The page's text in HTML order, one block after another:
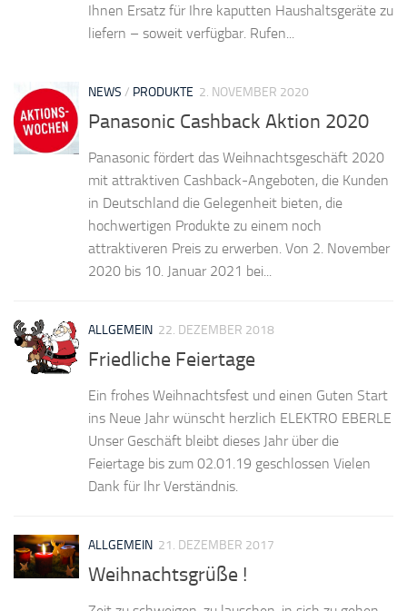
Ihnen Ersatz für Ihre kaputten Haushaltsgeräte zu
liefern – soweit verfügbar. Rufen...
NEWS / PRODUKTE 2. NOVEMBER 2020
Panasonic Cashback Aktion 2020
Panasonic fördert das Weihnachtsgeschäft 2020
mit attraktiven Cashback-Angeboten, die Kunden
in Deutschland die Gelegenheit bieten, die
hochwertigen Produkte zu einem noch
attraktiveren Preis zu erwerben. Von 2. November
2020 bis 10. Januar 2021 bei...
ALLGEMEIN 22. DEZEMBER 2018
Friedliche Feiertage
Ein frohes Weihnachtsfest und einen Guten Start
ins Neue Jahr wünscht herzlich ELEKTRO EBERLE
Unser Geschäft bleibt dieses Jahr über die
Feiertage bis zum 02.01.19 geschlossen Vielen
Dank für Ihr Verständnis.
ALLGEMEIN 21. DEZEMBER 2017
Weihnachtsgrüße !